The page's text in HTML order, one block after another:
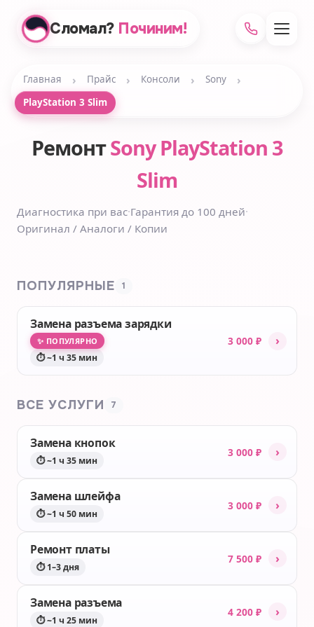
Сломал? Починим!
Главная › Прайс › Консоли › Sony ›
PlayStation 3 Slim
РемонтSony PlayStation 3
Slim
Диагностика при вас·Гарантия до 100 дней·
Оригинал / Аналоги / Копии
ПОПУЛЯРНЫЕ 1
Замена разъема зарядки
✨ ПОПУЛЯРНО
⏱ ~1 ч 35 мин
3 000 ₽ ›
ВСЕ УСЛУГИ 7
Замена кнопок
⏱ ~1 ч 35 мин
3 000 ₽ ›
Замена шлейфа
⏱ ~1 ч 50 мин
3 000 ₽ ›
Ремонт платы
⏱ 1–3 дня
7 500 ₽ ›
Замена разъема
⏱ ~1 ч 25 мин
4 200 ₽ ›